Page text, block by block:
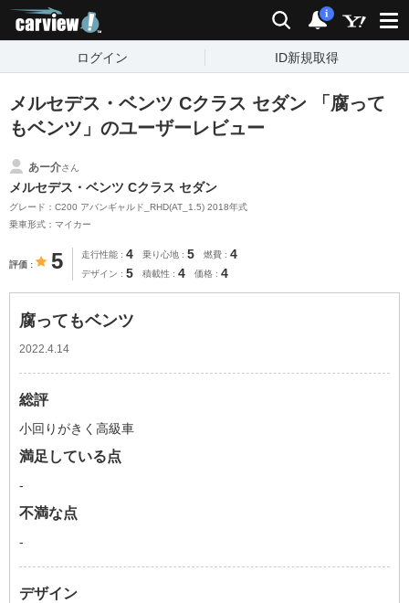
検索 通知
i
ログイン ID新規取得
メルセデス・ベンツ Cクラス セダン 「腐って
もベンツ」のユーザーレビュー
あー介さん
メルセデス・ベンツ Cクラス セダン
グレード：C200 アバンギャルド_RHD(AT_1.5) 2018年式
乗車形式：マイカー
評価 5 走行性能 4 乗り心地 5 燃費 4
デザイン 5 積載性 4 価格 4
腐ってもベンツ
2022.4.14
総評
小回りがきく高級車
満足している点
-
不満な点
-
デザイン